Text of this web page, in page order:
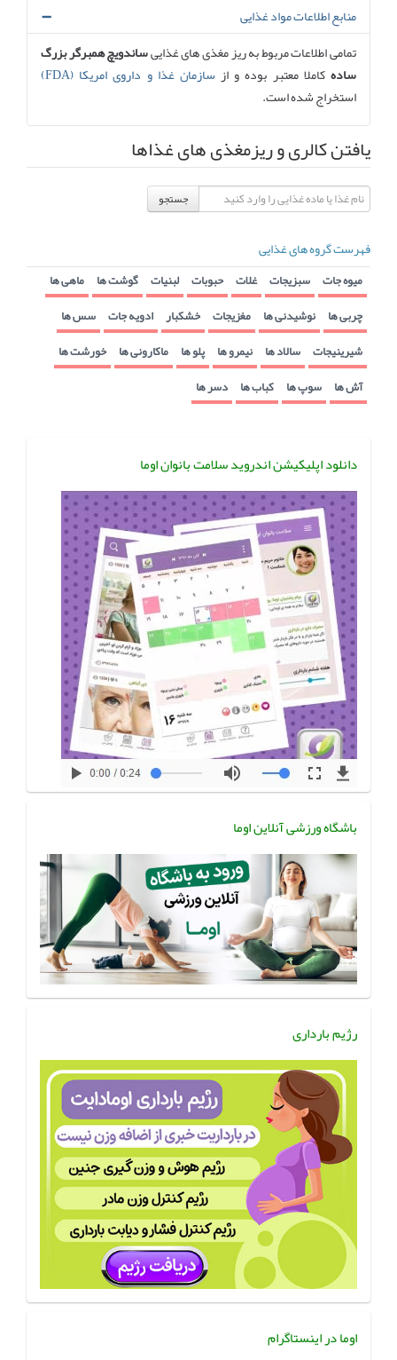
منابع اطلاعات مواد غذایی
تمامی اطلاعات مربوط به ریز مغذی های غذاییساندویچ همبرگر بزرگ
سادهکاملا معتبر بوده و از سازمان غذا و داروی امریکا (FDA)
استخراج شده است.
یافتن کالری و ریزمغذی های غذاها
جستجو
فهرست گروه های غذایی
میوه جات سبزیجات غلات حبوبات لبنیات گوشت ها ماهی ها
چربی ها نوشیدنی ها مغزیجات خشکبار ادویه جات سس ها
شیرینیجات سالاد ها نیمرو ها پلو ها ماکارونی ها خورشت ها
آش ها سوپ ها کباب ها دسر ها
دانلود اپلیکیشن اندروید سلامت بانوان اوما
باشگاه ورزشی آنلاین اوما
رژیم بارداری
اوما در اینستاگرام